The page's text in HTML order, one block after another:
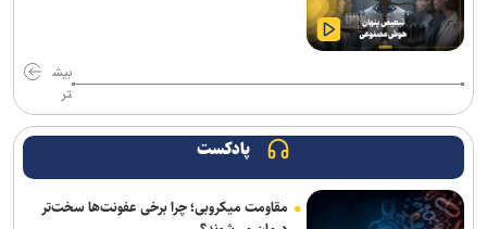
آغاز اردوی تیم ملی بوکس برای ناگویا با حضور ۱۰ ملی‌پوش
محمدی: مقابل استقلال لیگ را پرقدرت آغاز می‌کنیم/ امیدوارم با مس
شهربابک کمترین گل خورده لیگ را داشته باشیم
مالک ایستا: تا آخر پیگیر پرونده اردلان هستیم/ قمی: هفت سال است که
بازیکن‌سازی نداشته‌ایم
بیش
تر
پادکست
مقاومت میکروبی؛ چرا برخی عفونت‌ها سخت‌تر